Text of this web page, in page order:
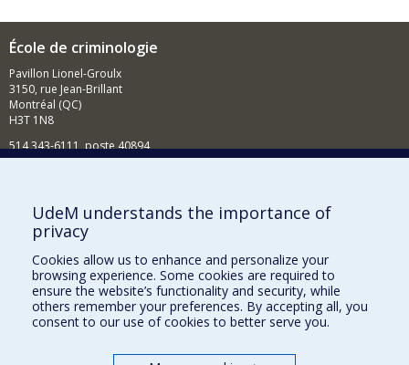
École de criminologie
Pavillon Lionel-Groulx
3150, rue Jean-Brillant
Montréal (QC)
H3T 1N8
514 343-6111, poste 40894
Comment soutenir l'École?
BESOIN D'AIDE?
Plan du site
Signaler une erreur
Accessibilité
UdeM understands the importance of
privacy
Cookies allow us to enhance and personalize your
browsing experience. Some cookies are required to
ensure the website’s functionality and security, while
others remember your preferences. By accepting all, you
consent to our use of cookies to better serve you.